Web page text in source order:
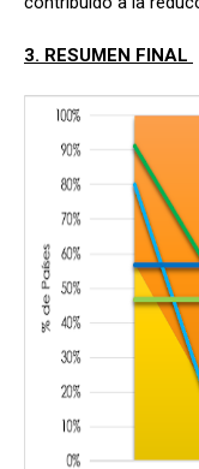
3. RESUMEN FINAL